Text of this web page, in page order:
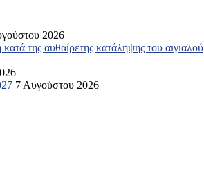
2026
της αυθαίρετης κατάληψης του αιγιαλού
7 Αυγούστου 2026